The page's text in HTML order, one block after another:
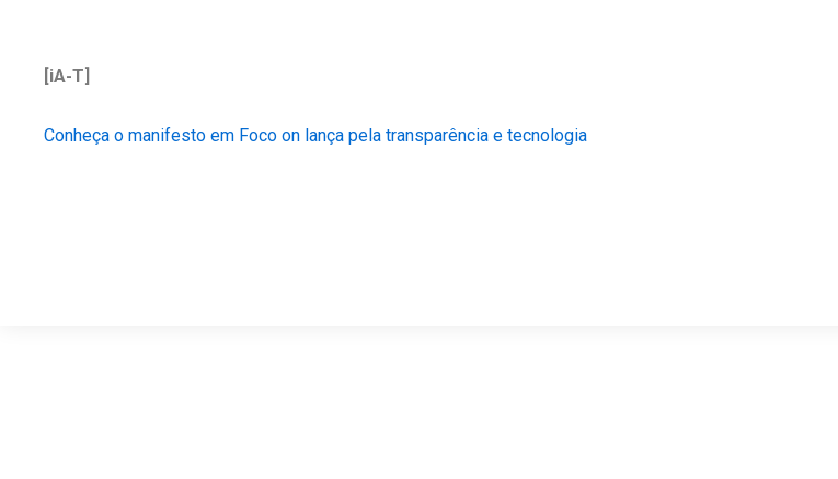
[iA-T]
Conheça o manifesto em Foco on lança pela transparência e tecnologia